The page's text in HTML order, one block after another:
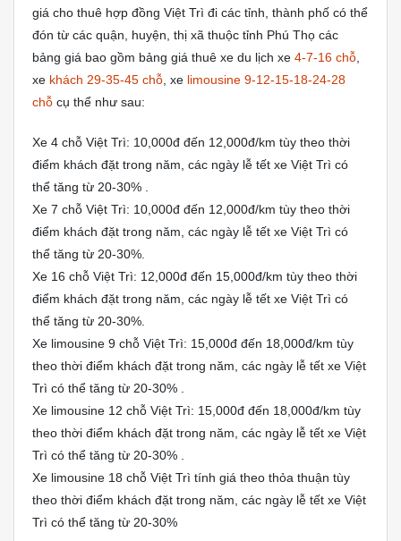
giá cho thuê hợp đồng Việt Trì đi các tỉnh, thành phố có thể
đón từ các quận, huyện, thị xã thuộc tỉnh Phú Thọ các
bảng giá bao gồm bảng giá thuê xe du lịch xe 4-7-16 chỗ
xe khách 29-35-45 chỗ , xe limousine 9-12-15-18-24-28
chỗ cụ thể như sau:
Xe 4 chỗ Việt Trì: 10,000đ đến 12,000đ/km tùy theo thời
điểm khách đặt trong năm, các ngày lễ tết xe Việt Trì có
thể tăng từ 20-30% .
Xe 7 chỗ Việt Trì: 10,000đ đến 12,000đ/km tùy theo thời
điểm khách đặt trong năm, các ngày lễ tết xe Việt Trì có
thể tăng từ 20-30%.
Xe 16 chỗ Việt Trì: 12,000đ đến 15,000đ/km tùy theo thời
điểm khách đặt trong năm, các ngày lễ tết xe Việt Trì có
thể tăng từ 20-30%.
Xe limousine 9 chỗ Việt Trì: 15,000đ đến 18,000đ/km tùy
theo thời điểm khách đặt trong năm, các ngày lễ tết xe Việt
Trì có thể tăng từ 20-30% .
Xe limousine 12 chỗ Việt Trì: 15,000đ đến 18,000đ/km tùy
theo thời điểm khách đặt trong năm, các ngày lễ tết xe Việt
Trì có thể tăng từ 20-30% .
Xe limousine 18 chỗ Việt Trì tính giá theo thỏa thuận tùy
theo thời điểm khách đặt trong năm, các ngày lễ tết xe Việt
Trì có thể tăng từ 20-30%